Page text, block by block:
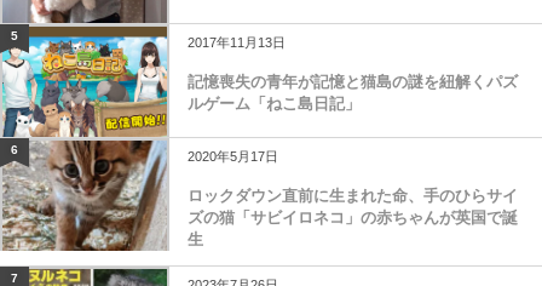
5 2017年11月13日
記憶喪失の青年が記憶と猫島の謎を紐解くパズ
ルゲーム「ねこ島日記」
6 2020年5月17日
ロックダウン直前に生まれた命、手のひらサイ
ズの猫「サビイロネコ」の赤ちゃんが英国で誕
生
7